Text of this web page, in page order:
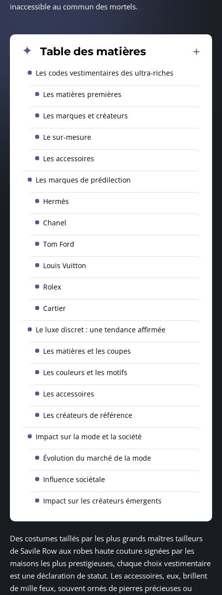
inaccessible au commun des mortels.
Table des matières
Les codes vestimentaires des ultra-riches
Les matières premières
Les marques et créateurs
Le sur-mesure
Les accessoires
Les marques de prédilection
Hermès
Chanel
Tom Ford
Louis Vuitton
Rolex
Cartier
Le luxe discret : une tendance affirmée
Les matières et les coupes
Les couleurs et les motifs
Les accessoires
Les créateurs de référence
Impact sur la mode et la société
Évolution du marché de la mode
Influence sociétale
Impact sur les créateurs émergents
Des costumes taillés par les plus grands maîtres tailleurs
de Savile Row aux robes haute couture signées par les
maisons les plus prestigieuses, chaque choix vestimentaire
est une déclaration de statut. Les accessoires, eux, brillent
de mille feux, souvent ornés de pierres précieuses ou